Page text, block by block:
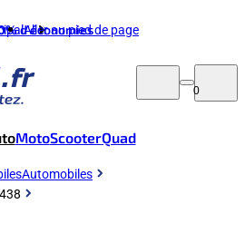
Aller au pied de page
d'économies
0
MotoScooterQuad
Automobiles